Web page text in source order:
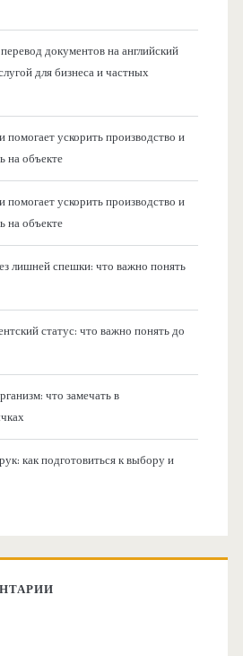
документов на английский
для бизнеса и частных
ускорить производство и
на объекте
ускорить производство и
на объекте
лишней спешки: что важно понять
статус: что важно понять до
что замечать в
как подготовиться к выбору и